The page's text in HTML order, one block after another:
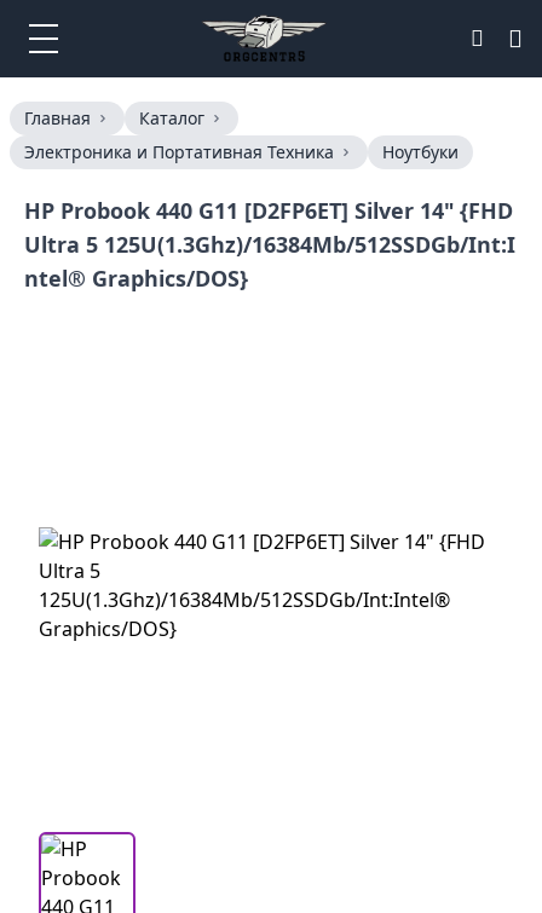
Главная
Каталог
Электроника и Портативная Техника
Ноутбуки
HP Probook 440 G11 [D2FP6ET] Silver 14" {FHD
Ultra 5 125U(1.3Ghz)/16384Mb/512SSDGb/Int:I
ntel® Graphics/DOS}